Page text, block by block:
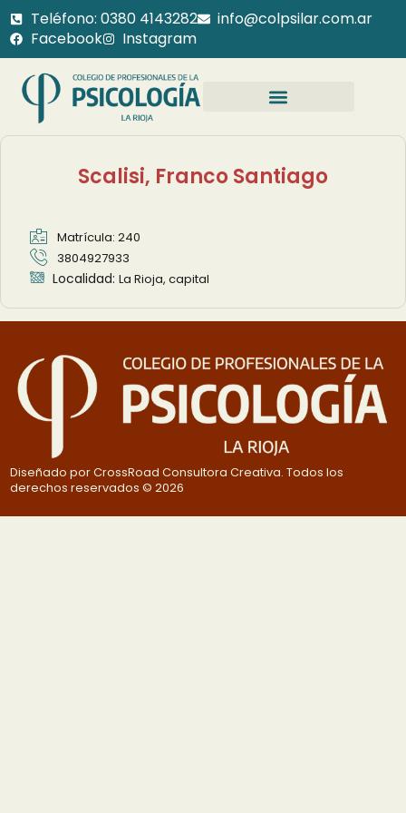
Teléfono: 0380 4143282
info@colpsilar.com.ar
Facebook
Instagram
Scalisi, Franco Santiago
Matrícula: 240
3804927933
Localidad:La Rioja, capital
Diseñado por CrossRoad Consultora Creativa. Todos los
derechos reservados © 2026